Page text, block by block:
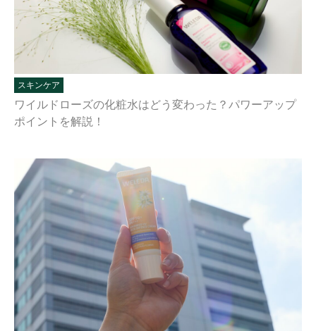
スキンケア
ワイルドローズの化粧水はどう変わった？パワーアップ
ポイントを解説！